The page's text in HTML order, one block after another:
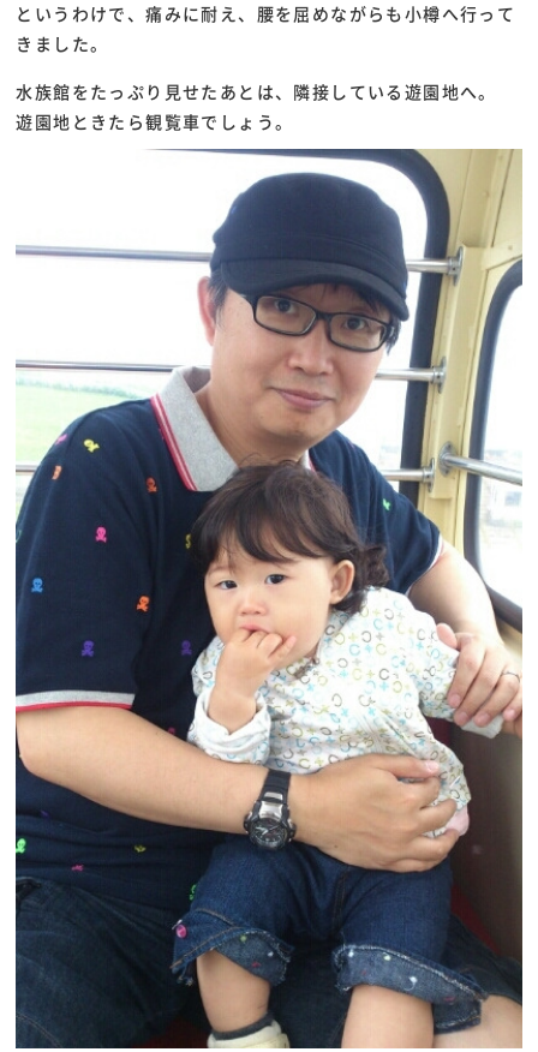
というわけで、痛みに耐え、腰を屈めながらも小樽へ行って
きました。
水族館をたっぷり見せたあとは、隣接している遊園地へ。
遊園地ときたら観覧車でしょう。